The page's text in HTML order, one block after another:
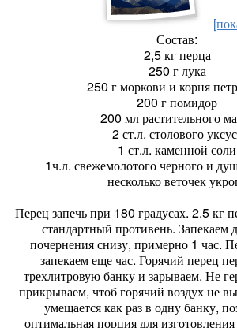
Состав:
2,5 кг перца
250 г лука
250 г моркови и корня
200 г помидор
200 мл растительного
2 ст.л. столового
1 ст.л. каменной соли
1ч.л. свежемолотого черного и
несколько веточек
Перец запечь при 180 градусах. 2.5 кг
стандартный противень. Запекаем
почернения снизу, примерно 1 час.
запекаем еще час. Горячий перец
трехлитровую банку и зарываем. Не
прикрываем, чтоб горячий воздух не
умещается как раз в одну банку,
оптимальная порция для